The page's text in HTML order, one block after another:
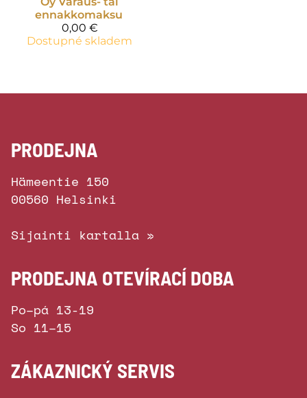
ennakkomaksu
0,00 €
Dostupné skladem
PRODEJNA
Hämeentie 150
00560 Helsinki
Sijainti kartalla »
PRODEJNA OTEVÍRACÍ DOBA
Po–pá 13-19
So 11–15
ZÁKAZNICKÝ SERVIS